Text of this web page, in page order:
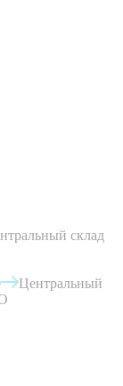
склад
Центральный